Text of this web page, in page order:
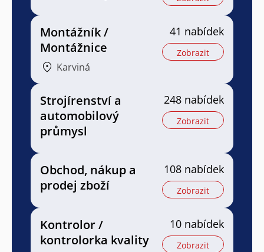
Montážník /
Montážnice
Karviná
41 nabídek
Zobrazit
Strojírenství a
automobilový
průmysl
248 nabídek
Zobrazit
Obchod, nákup a
prodej zboží
108 nabídek
Zobrazit
Kontrolor /
kontrolorka kvality
10 nabídek
Zobrazit